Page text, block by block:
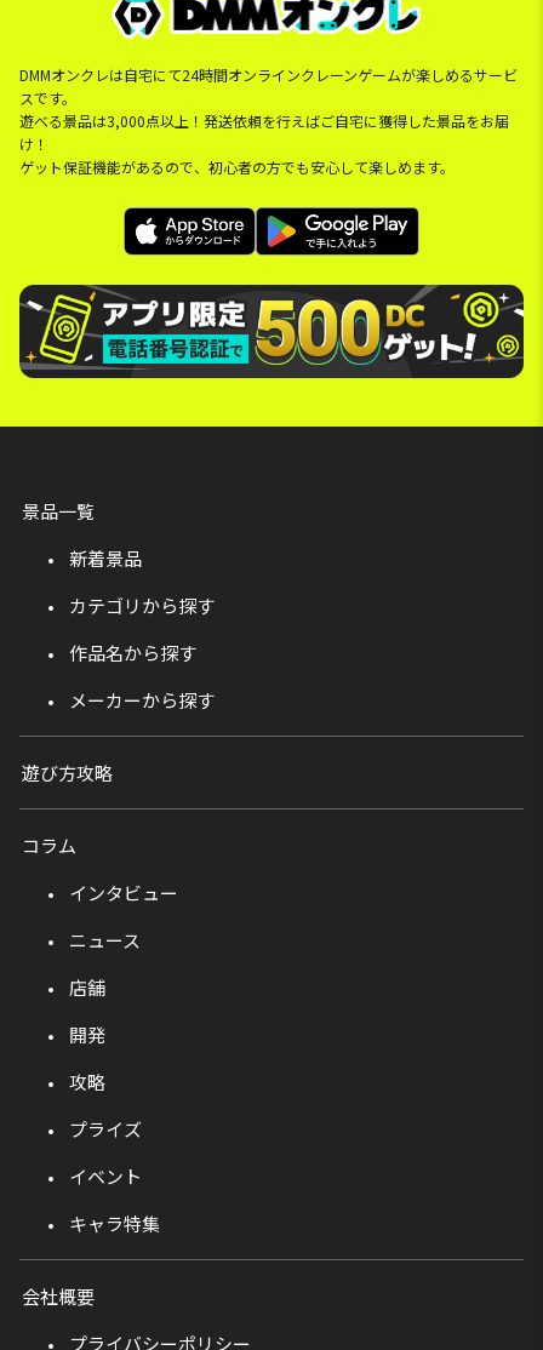
DMMオンクレは自宅にて24時間オンラインクレーンゲームが楽しめるサービ
スです。
遊べる景品は3,000点以上！発送依頼を行えばご自宅に獲得した景品をお届
け！
ゲット保証機能があるので、初心者の方でも安心して楽しめます。
景品一覧
新着景品
カテゴリから探す
作品名から探す
メーカーから探す
遊び方攻略
コラム
インタビュー
ニュース
店舗
開発
攻略
プライズ
イベント
キャラ特集
会社概要
プライバシーポリシー